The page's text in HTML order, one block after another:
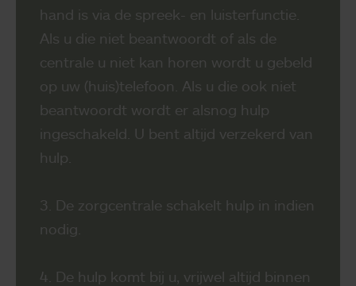
hand is via de spreek- en luisterfunctie.
Als u die niet beantwoordt of als de
centrale u niet kan horen wordt u gebeld
op uw (huis)telefoon. Als u die ook niet
beantwoordt wordt er alsnog hulp
ingeschakeld. U bent altijd verzekerd van
hulp.
3. De zorgcentrale schakelt hulp in indien
nodig.
4. De hulp komt bij u, vrijwel altijd binnen